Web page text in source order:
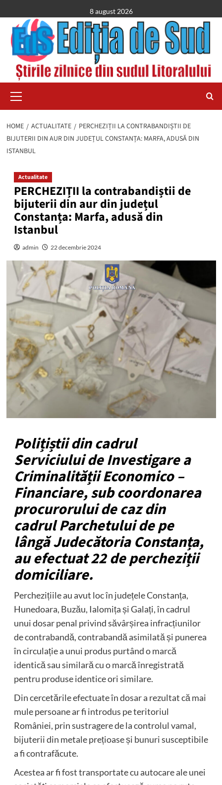
to
content
8 august 2026
Menu
HOME ACTUALITATE
PERCHEZIȚII LA CONTRABANDIȘTII DE
BIJUTERII DIN AUR DIN JUDEȚUL CONSTANȚA: MARFA, ADUSĂ DIN
ISTANBUL
Actualitate
PERCHEZIȚII la contrabandiștii de
bijuterii din aur din județul
Constanța: Marfa, adusă din
Istanbul
admin 22 decembrie 2024
Polițiștii din cadrul
Serviciului de Investigare a
Criminalității Economico –
Financiare, sub coordonarea
procurorului de caz din
cadrul Parchetului de pe
lângă Judecătoria Constanța,
au efectuat 22 de percheziții
domiciliare.
Perchezițiile au avut loc în județele Constanța,
Hunedoara, Buzău, Ialomița și Galați, în cadrul
unui dosar penal privind săvârșirea infracțiunilor
de contrabandă, contrabandă asimilată și punerea
în circulație a unui produs purtând o marcă
identică sau similară cu o marcă înregistrată
pentru produse identice ori similare.
Din cercetările efectuate în dosar a rezultat că mai
mule persoane ar fi introdus pe teritoriul
României, prin sustragere de la controlul vamal,
bijuterii din metale prețioase și bunuri susceptibile
a fi contrafăcute.
Acestea ar fi fost transportate cu autocare ale unei